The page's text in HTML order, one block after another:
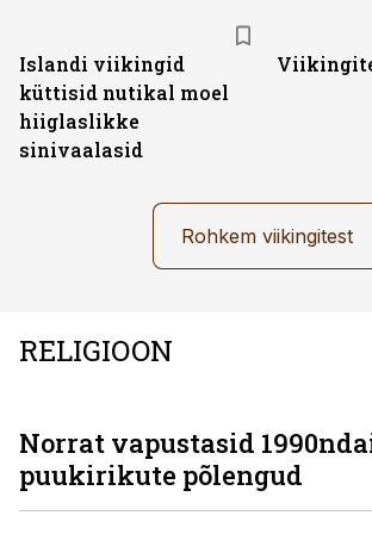
Islandi viikingid
küttisid nutikal moel
hiiglaslikke
sinivaalasid
Rohkem viikingitest
RELIGIOON
Norrat vapustasid
puukirikute põlengud